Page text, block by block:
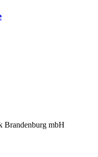
Brandenburg mbH